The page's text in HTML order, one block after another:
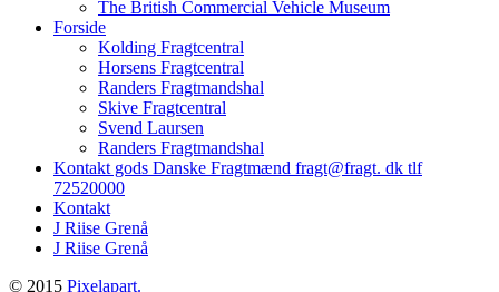
The British Commercial Vehicle Museum
Forside
Kolding Fragtcentral
Horsens Fragtcentral
Randers Fragtmandshal
Skive Fragtcentral
Svend Laursen
Randers Fragtmandshal
Kontakt gods Danske Fragtmænd fragt@fragt. dk tlf
72520000
Kontakt
J Riise Grenå
J Riise Grenå
© 2015 Pixelapart.